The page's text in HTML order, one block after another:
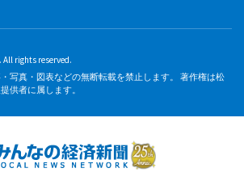
All rights reserved.
写真・図表などの無断転載を禁止します。 著作権は松
供者に属します。